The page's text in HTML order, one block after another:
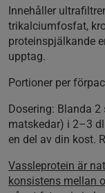
Innehåller
trikalciumfosfat,
proteinspjälkande
upptag.
Portioner per
Dosering: Blanda 2
matskedar) i 2–3
en del av din kost.
Vassleprotein är
konsistens mellan